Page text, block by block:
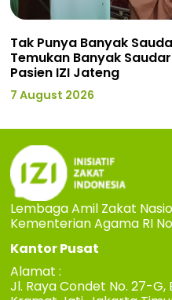
Tak Punya Banyak
Temukan Banyak
Pasien IZI Jateng
7 August 2026
Lembaga Amil Zakat
Kementerian Agama RI
Kantor Pusat
Alamat :
Jl. Raya Condet No. 27-